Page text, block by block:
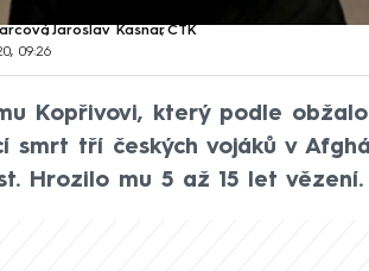
,Jaroslav Kasnar,ČTK
09:26
Kopřivovi, který podle
smrt tří českých vojáků v
Hrozilo mu 5 až 15 let vězení.